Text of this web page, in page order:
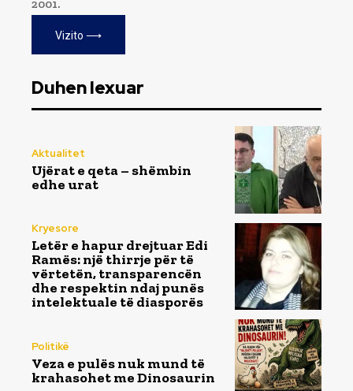
2001.
Vizito ⟶
Duhen lexuar
Aktualitet
Ujërat e qeta – shëmbin
edhe urat
Kryesore
Letër e hapur drejtuar Edi
Ramës: një thirrje për të
vërtetën, transparencën
dhe respektin ndaj punës
intelektuale të diasporës
Politikë
Veza e pulës nuk mund të
krahasohet me Dinosaurin